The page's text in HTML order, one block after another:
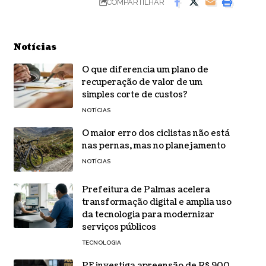
COMPARTILHAR
Notícias
O que diferencia um plano de
recuperação de valor de um
simples corte de custos?
NOTÍCIAS
O maior erro dos ciclistas não está
nas pernas, mas no planejamento
NOTÍCIAS
Prefeitura de Palmas acelera
transformação digital e amplia uso
da tecnologia para modernizar
serviços públicos
TECNOLOGIA